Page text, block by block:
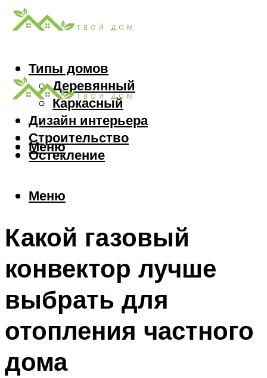
Типы домов
Деревянный
Каркасный
Дизайн интерьера
Строительство
Остекление
Меню
Меню
Какой газовый
конвектор лучше
выбрать для
отопления частного
дома